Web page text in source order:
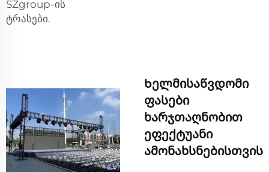
SZgroup-ის
ტრასები.
Ხელმისაწვდომი
ფასები
ხარჯთაღნობით
ეფექტუანი
ამონახსნებისთვის